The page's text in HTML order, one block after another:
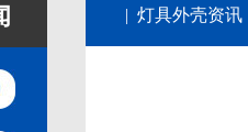
| 灯具外壳资讯